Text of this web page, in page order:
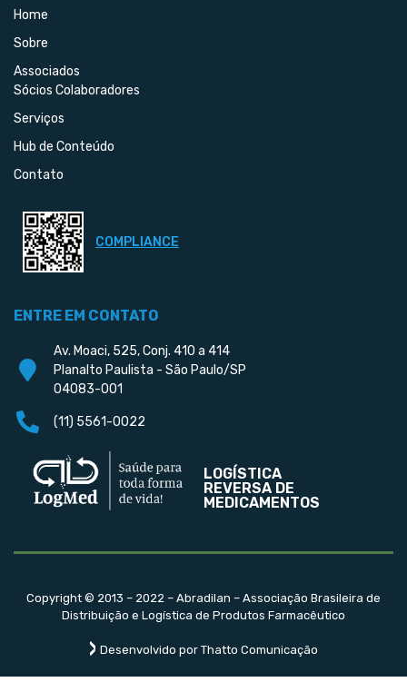
Home
Sobre
Associados
Sócios Colaboradores
Serviços
Hub de Conteúdo
Contato
COMPLIANCE
ENTRE EM CONTATO
Av. Moaci, 525, Conj. 410 a 414
Planalto Paulista - São Paulo/SP
04083-001
(11) 5561-0022
LOGÍSTICA
REVERSA DE
MEDICAMENTOS
Copyright © 2013 – 2022 – Abradilan – Associação Brasileira de
Distribuição e Logística de Produtos Farmacêutico
Desenvolvido por Thatto Comunicação